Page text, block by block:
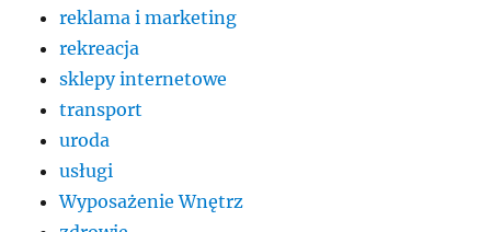
reklama i marketing
rekreacja
sklepy internetowe
transport
uroda
usługi
Wyposażenie Wnętrz